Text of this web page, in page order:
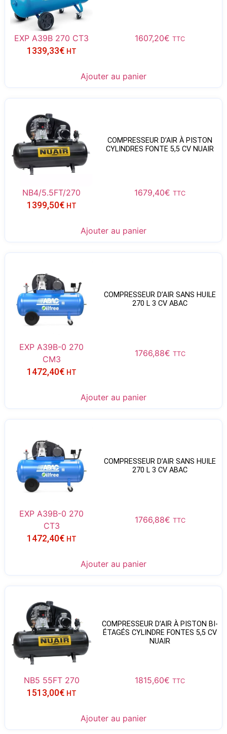
EXP A39B 270 CT3 1607,20€ TTC
1339,33€ HT
Ajouter au panier
COMPRESSEUR D’AIR À PISTON
CYLINDRES FONTE 5,5 CV NUAIR
NB4/5.5FT/270 1679,40€ TTC
1399,50€ HT
Ajouter au panier
COMPRESSEUR D’AIR SANS HUILE
270 L 3 CV ABAC
EXP A39B-0 270
CM3
1766,88€ TTC
1472,40€ HT
Ajouter au panier
COMPRESSEUR D’AIR SANS HUILE
270 L 3 CV ABAC
EXP A39B-0 270
CT3
1766,88€ TTC
1472,40€ HT
Ajouter au panier
COMPRESSEUR D’AIR À PISTON BI-
ÉTAGÉS CYLINDRE FONTES 5,5 CV
NUAIR
NB5 55FT 270 1815,60€ TTC
1513,00€ HT
Ajouter au panier